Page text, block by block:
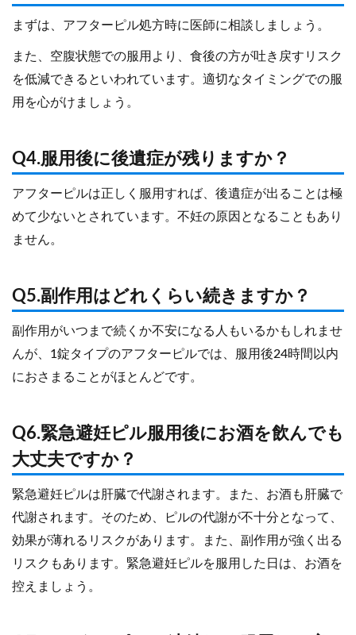
まずは、アフターピル処方時に医師に相談しましょう。
また、空腹状態での服用より、食後の方が吐き戻すリスク
を低減できるといわれています。適切なタイミングでの服
用を心がけましょう。
Q4.服用後に後遺症が残りますか？
アフターピルは正しく服用すれば、後遺症が出ることは極
めて少ないとされています。不妊の原因となることもあり
ません。
Q5.副作用はどれくらい続きますか？
副作用がいつまで続くか不安になる人もいるかもしれませ
んが、1錠タイプのアフターピルでは、服用後24時間以内
におさまることがほとんどです。
Q6.緊急避妊ピル服用後にお酒を飲んでも
大丈夫ですか？
緊急避妊ピルは肝臓で代謝されます。また、お酒も肝臓で
代謝されます。そのため、ピルの代謝が不十分となって、
効果が薄れるリスクがあります。また、副作用が強く出る
リスクもあります。緊急避妊ピルを服用した日は、お酒を
控えましょう。